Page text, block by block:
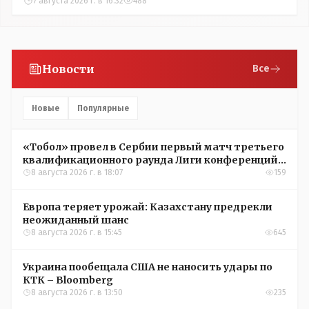
Новости Все
Новые Популярные
«Тобол» провел в Сербии первый матч третьего
квалификационного раунда Лиги конференций
УЕФА
8 августа 2026 г. в 18:07 159
Европа теряет урожай: Казахстану предрекли
неожиданный шанс
8 августа 2026 г. в 15:45 645
Украина пообещала США не наносить удары по
КТК – Bloomberg
8 августа 2026 г. в 13:50 235